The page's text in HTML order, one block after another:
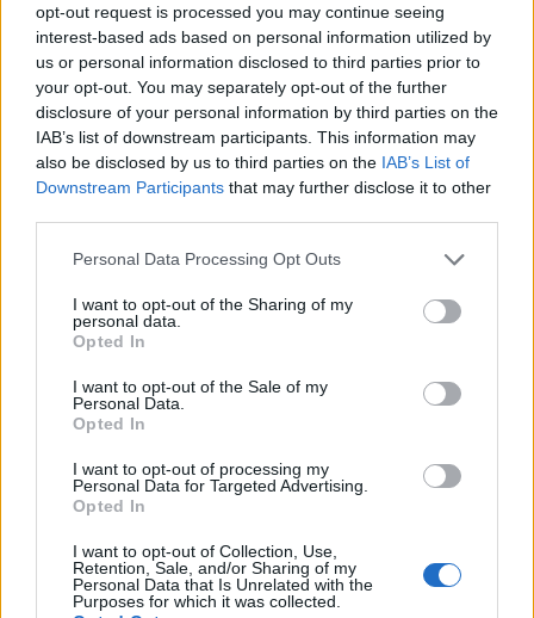
opt-out request is processed you may continue seeing
interest-based ads based on personal information utilized by
us or personal information disclosed to third parties prior to
your opt-out. You may separately opt-out of the further
disclosure of your personal information by third parties on the
IAB’s list of downstream participants. This information may
also be disclosed by us to third parties on the IAB’s List of
Downstream Participants that may further disclose it to other
Please note that this website/app uses one or more Google
not limited to your visit or usage behaviour. You may click to
grant or deny consent to Google and its third-party tags to
use your data for below specified purposes in below Google
consent section.
Personal Data Processing Opt Outs
I want to opt-out of the Sharing of my
personal data.
Opted In
I want to opt-out of the Sale of my
Personal Data.
Opted In
I want to opt-out of processing my
Personal Data for Targeted Advertising.
Opted In
I want to opt-out of Collection, Use,
Retention, Sale, and/or Sharing of my
Personal Data that Is Unrelated with the
Purposes for which it was collected.
Laurea triennale + 25% 66.200 TWD
L’aumento e la diminuzione percentuali sono relativi al
valore precedente
Differenza salariale tipica per istruzione
per la maggior parte delle carriere
Confronto salariale meccanico per
genere
Sebbene il genere non dovrebbe avere un effetto
pagato di più: uomini o donne? I dipendenti di sesso
maschile a Taiwan guadagnano in media il 6% in
più rispetto alle loro controparti donne.